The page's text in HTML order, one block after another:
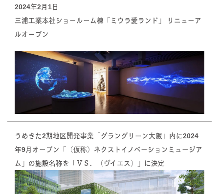
2024年2月1日
三浦工業本社ショールーム棟「ミウラ愛ランド」 リニューア
ルオープン
うめきた2期地区開発事業「グラングリーン大阪」内に2024
年9月オープン「（仮称）ネクストイノベーションミュージア
ム」の施設名称を「ＶＳ．（ヴイエス）」に決定